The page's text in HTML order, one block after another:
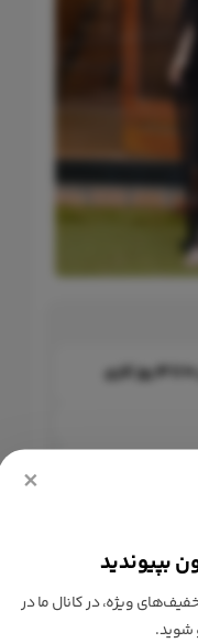
×
بپیوندید
ویژه، در کانال ما در